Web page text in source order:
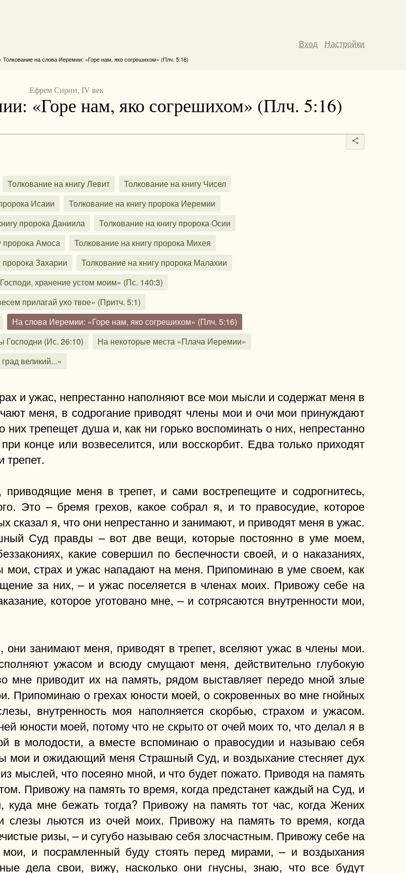
Вход Настройки
Толкование на слова Иеремии: «Горе нам, яко согрешихом» (Плч. 5:16)
Ефрем Сирин, IV век
«Горе нам, яко согрешихом» (Плч. 5:16)
Толкование на книгу Левит
Толкование на книгу Чисел
Исаии
Толкование на книгу пророка Иеремии
пророка Даниила
Толкование на книгу пророка Осии
пророка Амоса
Толкование на книгу пророка Михея
пророка Захарии
Толкование на книгу пророка Малахии
хранение устом моим» (Пс. 140:3)
прилагай ухо твое» (Притч. 5:1)
На слова Иеремии: «Горе нам, яко согрешихом» (Плч. 5:16)
Господни (Ис. 26:10)
На некоторые места «Плача Иеремии»
великий...»
и ужас, непрестанно наполняют все мои мысли и содержат меня в
меня, в содрогание приводят члены мои и очи мои принуждают
трепещет душа и, как ни горько воспоминать о них, непрестанно
конце или возвеселится, или восскорбит. Едва только приходят
трепет.
меня в трепет, и сами вострепещите и содрогнитесь,
Это – бремя грехов, какое собрал я, и то правосудие, которое
сказал я, что они непрестанно и занимают, и приводят меня в ужас.
Суд правды – вот две вещи, которые постоянно в уме моем,
какие совершил по беспечности своей, и о наказаниях,
мои, страх и ужас нападают на меня. Припоминаю в уме своем, как
за них, – и ужас поселяется в членах моих. Привожу себе на
которое уготовано мне, – и сотрясаются внутренности мои,
они занимают меня, приводят в трепет, вселяют ужас в члены мои.
ужасом и всюду смущают меня, действительно глубокую
мне приводит их на память, рядом выставляет передо мной злые
Припоминаю о грехах юности моей, о сокровенных во мне гнойных
внутренность моя наполняется скорбью, страхом и ужасом.
юности моей, потому что не скрыто от очей моих то, что делал я в
в молодости, а вместе вспоминаю о правосудии и называю себя
мои и ожидающий меня Страшный Суд, и воздыхание стесняет дух
мыслей, что посеяно мной, и что будет пожато. Приводя на память
Привожу на память то время, когда предстанет каждый на Суд, и
куда мне бежать тогда? Привожу на память тот час, когда Жених
слезы льются из очей моих. Привожу на память то время, когда
ризы, – и сугубо называю себя злосчастным. Привожу себе на
и посрамленный буду стоять перед мирами, – и воздыхания
дела свои, вижу, насколько они гнусны, знаю, что все будут